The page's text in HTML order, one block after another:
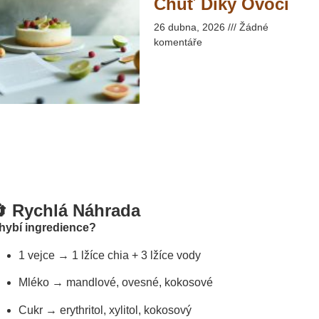
26 dubna, 2026
Žádné
komentáře
Rychlá Náhrada
ingredience?
1 vejce → 1 lžíce chia + 3 lžíce vody
Mléko → mandlové, ovesné, kokosové
Cukr → erythritol, xylitol, kokosový